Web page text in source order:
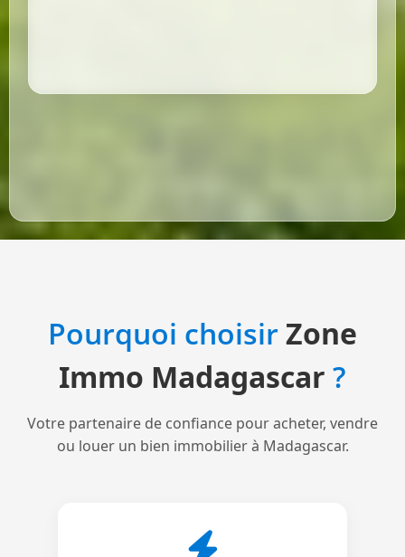
Pourquoi choisirZone
Immo Madagascar ?
Votre partenaire de confiance pour acheter, vendre
ou louer un bien immobilier à Madagascar.